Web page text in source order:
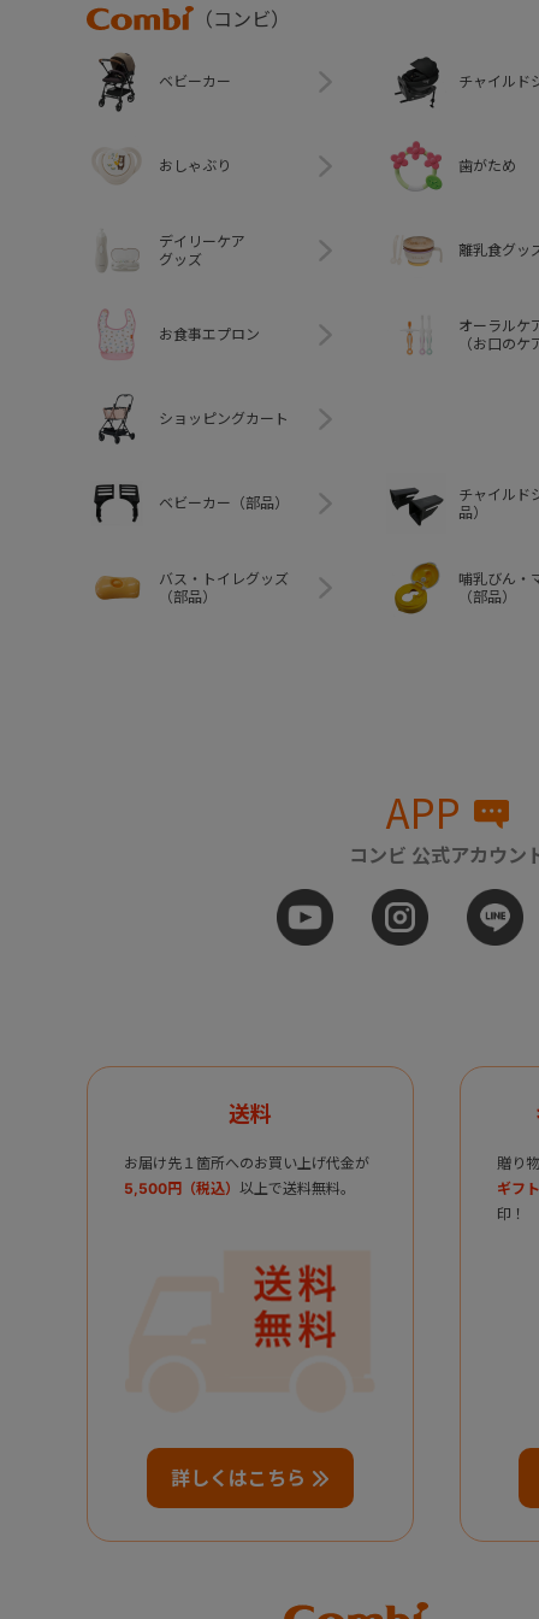
Combi
（コンビ）
ベビーカー チャイルド
おしゃぶり 歯がため
デイリーケア
グッズ
離乳食グッ
お食事エプロン
オーラルケ
（お口のケ
ショッピングカート
ベビーカー（部品）
チャイルド
品）
バス・トイレグッズ
（部品）
哺乳びん・
（部品）
APP
コンビ 公式アカウン
送料
お届け先１箇所へのお買い上げ代金が
5,500円（税込） 以上で送料無料。
詳しくはこちら
贈り
ギフ
印！
Combi